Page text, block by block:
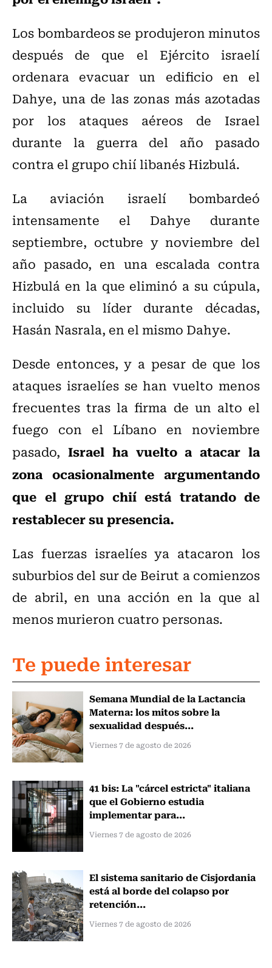
Los bombardeos se produjeron minutos
después de que el Ejército israelí
ordenara evacuar un edificio en el
Dahye, una de las zonas más azotadas
por los ataques aéreos de Israel
durante la guerra del año pasado
contra el grupo chií libanés Hizbulá.
La aviación israelí bombardeó
intensamente el Dahye durante
septiembre, octubre y noviembre del
año pasado, en una escalada contra
Hizbulá en la que eliminó a su cúpula,
incluido su líder durante décadas,
Hasán Nasrala, en el mismo Dahye.
Desde entonces, y a pesar de que los
ataques israelíes se han vuelto menos
frecuentes tras la firma de un alto el
fuego con el Líbano en noviembre
pasado, Israel ha vuelto a atacar la
zona ocasionalmente argumentando
que el grupo chií está tratando de
restablecer su presencia.
Las fuerzas israelíes ya atacaron los
suburbios del sur de Beirut a comienzos
de abril, en una acción en la que al
menos murieron cuatro personas.
Te puede interesar
Semana Mundial de la Lactancia
Materna: los mitos sobre la
sexualidad después...
Viernes 7 de agosto de 2026
41 bis: La "cárcel estricta" italiana
que el Gobierno estudia
implementar para...
Viernes 7 de agosto de 2026
El sistema sanitario de Cisjordania
está al borde del colapso por
retención...
Viernes 7 de agosto de 2026